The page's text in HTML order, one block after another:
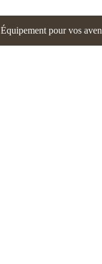
Équipement pour vos